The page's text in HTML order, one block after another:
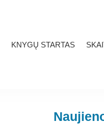
KNYGŲ STARTAS